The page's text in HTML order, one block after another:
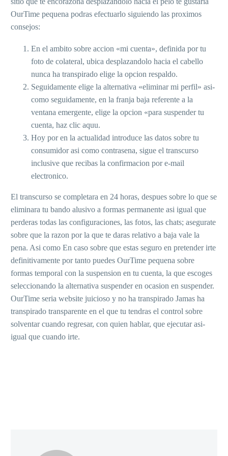
OurTime pequena podras efectuarlo siguiendo las proximos
consejos:
En el ambito sobre accion «mi cuenta», definida por tu
foto de colateral, ubica desplazandolo hacia el cabello
nunca ha transpirado elige la opcion respaldo.
Seguidamente elige la alternativa «eliminar mi perfil» asi­
como seguidamente, en la franja baja referente a la
ventana emergente, elige la opcion «para suspender tu
cuenta, haz clic aquu.
Hoy por en la actualidad introduce las datos sobre tu
consumidor asi­ como contrasena, sigue el transcurso
inclusive que recibas la confirmacion por e-mail
electronico.
El transcurso se completara en 24 horas, despues sobre lo que se
eliminara tu bando alusivo a formas permanente asi­ igual que
perderas todas las configuraciones, las fotos, las chats; asegurate
sobre que la razon por la que te daras relativo a baja vale la
pena. Asi­ como En caso sobre que estas seguro en pretender irte
definitivamente por tanto puedes OurTime pequena sobre
formas temporal con la suspension en tu cuenta, la que escoges
seleccionando la alternativa suspender en ocasion en suspender.
OurTime seri­a website juicioso y no ha transpirado Jamas ha
transpirado transparente en el que tu tendras el control sobre
solventar cuando regresar, con quien hablar, que ejecutar asi­
igual que cuando irte.